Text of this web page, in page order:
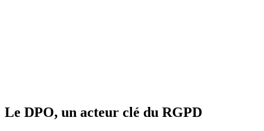
Le DPO, un acteur clé du RGPD